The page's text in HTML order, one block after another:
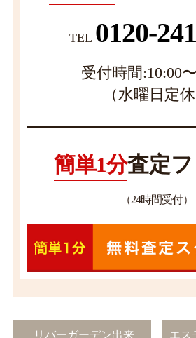
TEL 0120-
受付時間:10:00
（水曜日定休
簡単1分査定
（24時間受付）
リバーガーデン出来
エス